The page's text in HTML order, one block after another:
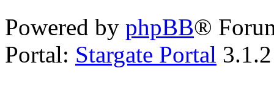
Powered by phpBB®
Portal: Stargate Portal